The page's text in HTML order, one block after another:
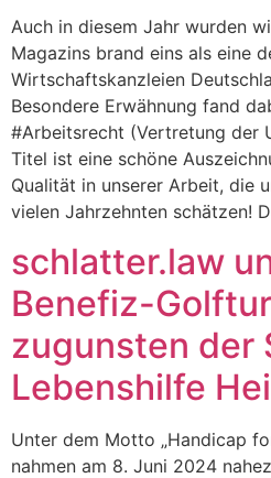
Auch in diesem Jahr wurden
Magazins brand eins als eine
Wirtschaftskanzleien
Besondere Erwähnung fand
#Arbeitsrecht (Vertretung der
Titel ist eine schöne
Qualität in unserer Arbeit, die
vielen Jahrzehnten schätzen!
schlatter.law
Benefiz-
zugunsten der
Lebenshilfe
Unter dem Motto „Handicap
nahmen am 8. Juni 2024